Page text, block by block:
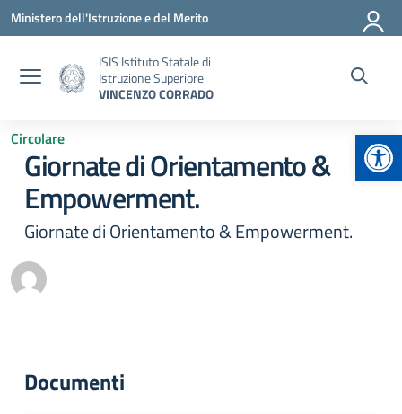
Vai ai contenuti
Vai al menu di navigazione
Vai al footer
Ministero dell'Istruzione e del Merito
ISIS Istituto Statale di
Istruzione Superiore
VINCENZO CORRADO
Circolare
Giornate di Orientamento &
Empowerment.
Giornate di Orientamento & Empowerment.
Documenti